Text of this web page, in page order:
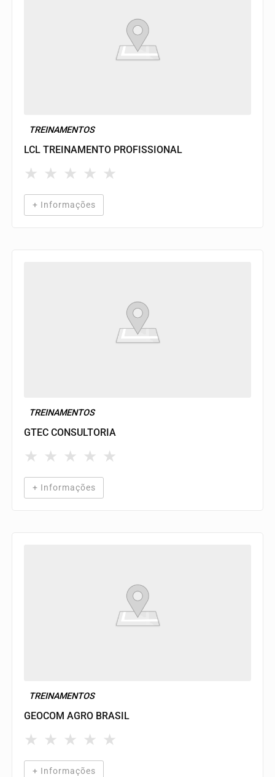
TREINAMENTOS
LCL TREINAMENTO PROFISSIONAL
★ ★ ★ ★ ★
+ Informações
TREINAMENTOS
GTEC CONSULTORIA
★ ★ ★ ★ ★
+ Informações
TREINAMENTOS
GEOCOM AGRO BRASIL
★ ★ ★ ★ ★
+ Informações